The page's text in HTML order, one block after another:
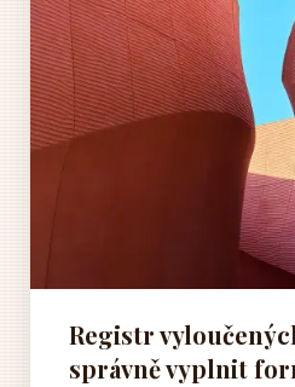
Registr
správně vyplnit